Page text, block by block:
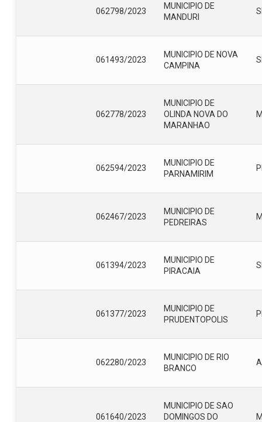
062798/2023
MUNICIPIO DE
MANDURI
061493/2023
MUNICIPIO DE NOVA
CAMPINA
062778/2023
MUNICIPIO DE
OLINDA NOVA DO
MARANHAO
062594/2023
MUNICIPIO DE
PARNAMIRIM
062467/2023
MUNICIPIO DE
PEDREIRAS
061394/2023
MUNICIPIO DE
PIRACAIA
061377/2023
MUNICIPIO DE
PRUDENTOPOLIS
062280/2023
MUNICIPIO DE RIO
BRANCO
061640/2023
MUNICIPIO DE SAO
DOMINGOS DO